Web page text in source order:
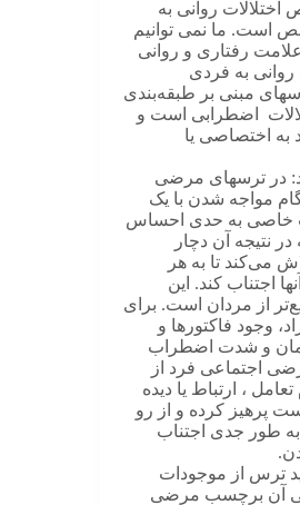
اختلالات روانی به
است. ما نمی توانیم
رفتاری و روانی
روانی به فردی
مبنی بر طبقه‌بندی
اضطرابی است و
به اختصاصی یا
در ترسهای مرضی
مواجه شدن با یک
خاصی به حدی احساس
نتیجه آن دچار
می‌کند تا به هر
اجتناب کند. این
از مردان است. برای
وجود فاکتورها و
و شدت اضطراب
اجتماعی فرد از
، ارتباط یا دیده
پرهیز کرده و از رو
به طور جدی اجتناب
ترس از موجودات
آن برچسب مرضی